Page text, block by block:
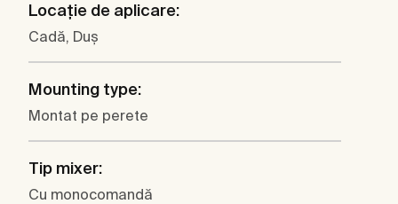
Locaţie de aplicare:
Cadă, Duş
Mounting type:
Montat pe perete
Tip mixer:
Cu monocomandă